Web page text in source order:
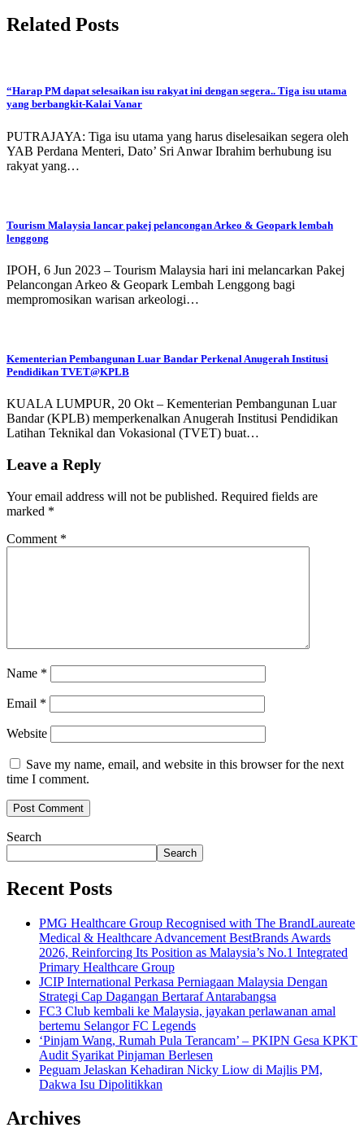
Related Posts
“Harap PM dapat selesaikan isu rakyat ini dengan segera.. Tiga isu utama
yang berbangkit-Kalai Vanar
PUTRAJAYA: Tiga isu utama yang harus diselesaikan segera oleh
YAB Perdana Menteri, Dato’ Sri Anwar Ibrahim berhubung isu
rakyat yang…
Tourism Malaysia lancar pakej pelancongan Arkeo & Geopark lembah
lenggong
IPOH, 6 Jun 2023 – Tourism Malaysia hari ini melancarkan Pakej
Pelancongan Arkeo & Geopark Lembah Lenggong bagi
mempromosikan warisan arkeologi…
Kementerian Pembangunan Luar Bandar Perkenal Anugerah Institusi
Pendidikan TVET@KPLB
KUALA LUMPUR, 20 Okt – Kementerian Pembangunan Luar
Bandar (KPLB) memperkenalkan Anugerah Institusi Pendidikan
Latihan Teknikal dan Vokasional (TVET) buat…
Leave a Reply
Your email address will not be published. Required fields are
marked *
Comment *
Name *
Email *
Website
Save my name, email, and website in this browser for the next
time I comment.
Search
Search
Recent Posts
PMG Healthcare Group Recognised with The BrandLaureate
Medical & Healthcare Advancement BestBrands Awards
2026, Reinforcing Its Position as Malaysia’s No.1 Integrated
Primary Healthcare Group
JCIP International Perkasa Perniagaan Malaysia Dengan
Strategi Cap Dagangan Bertaraf Antarabangsa
FC3 Club kembali ke Malaysia, jayakan perlawanan amal
bertemu Selangor FC Legends
‘Pinjam Wang, Rumah Pula Terancam’ – PKIPN Gesa KPKT
Audit Syarikat Pinjaman Berlesen
Peguam Jelaskan Kehadiran Nicky Liow di Majlis PM,
Dakwa Isu Dipolitikkan
Archives